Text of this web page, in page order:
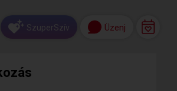
SzuperSzív Üzenj